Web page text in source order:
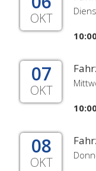
OKT
07
OKT
08
OKT